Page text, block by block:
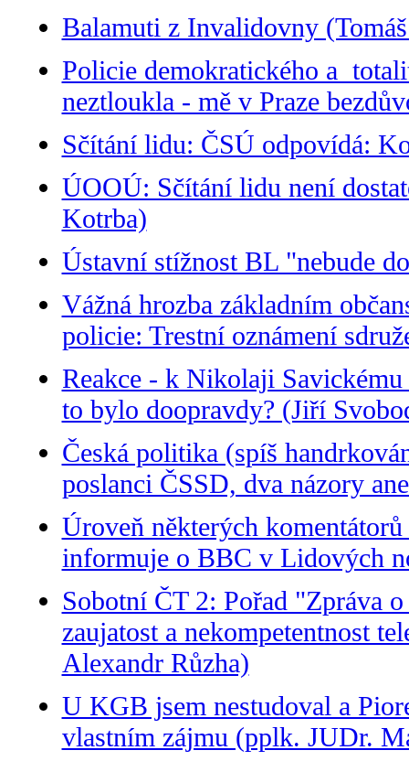
Balamuti z Invalidovny
Policie demokratického a
neztloukla - mě v Praze
Sčítání lidu: ČSÚ odpovídá:
ÚOOÚ: Sčítání lidu není
Kotrba)
Ústavní stížnost BL "nebude
Vážná hrozba základním
policie: Trestní oznámení
Reakce - k Nikolaji
to bylo doopravdy? (Jiří
Česká politika (spíš
poslanci ČSSD, dva názory
Úroveň některých
informuje o BBC v Lidových
Sobotní ČT 2: Pořad "Zpráva
zaujatost a nekompetentnost
Alexandr Růzha)
U KGB jsem nestudoval a
vlastním zájmu (pplk. JUDr.